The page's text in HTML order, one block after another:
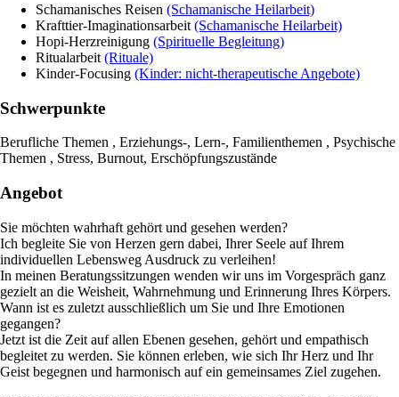
Schamanisches Reisen (Schamanische Heilarbeit)
Krafttier-Imaginationsarbeit (Schamanische Heilarbeit)
Hopi-Herzreinigung (Spirituelle Begleitung)
Ritualarbeit (Rituale)
Kinder-Focusing (Kinder: nicht-therapeutische Angebote)
Schwerpunkte
Berufliche Themen , Erziehungs-, Lern-, Familienthemen , Psychische
Themen , Stress, Burnout, Erschöpfungszustände
Angebot
Sie möchten wahrhaft gehört und gesehen werden?
Ich begleite Sie von Herzen gern dabei, Ihrer Seele auf Ihrem
individuellen Lebensweg Ausdruck zu verleihen!
In meinen Beratungssitzungen wenden wir uns im Vorgespräch ganz
gezielt an die Weisheit, Wahrnehmung und Erinnerung Ihres Körpers.
Wann ist es zuletzt ausschließlich um Sie und Ihre Emotionen
gegangen?
Jetzt ist die Zeit auf allen Ebenen gesehen, gehört und empathisch
begleitet zu werden. Sie können erleben, wie sich Ihr Herz und Ihr
Geist begegnen und harmonisch auf ein gemeinsames Ziel zugehen.